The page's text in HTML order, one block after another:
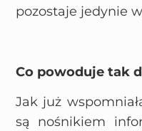
pozostaje jedynie
Co powoduje tak
Jak już
są nośnikiem